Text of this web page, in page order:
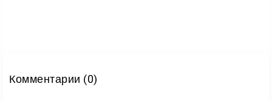
Комментарии (0)